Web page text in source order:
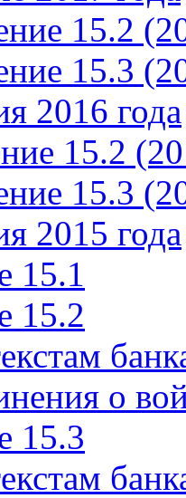
15.2
15.3
2016 года
15.2
15.3
2015 года
15.1
15.2
о
15.3